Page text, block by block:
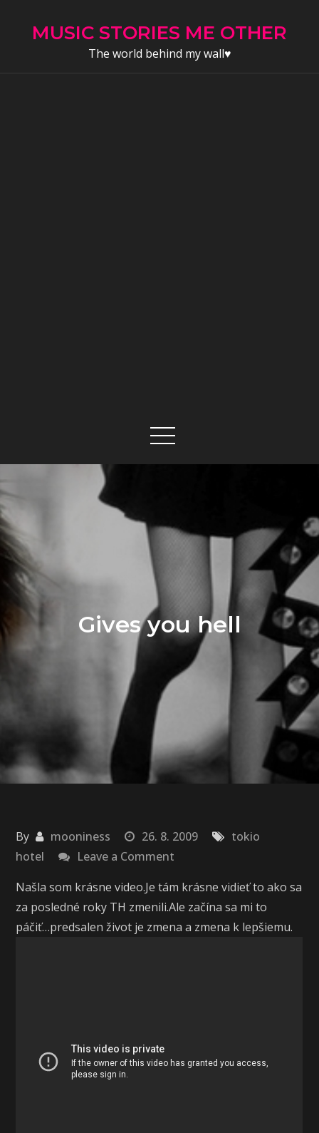
MUSIC STORIES ME OTHER
The world behind my wall♥
Gives you hell
By mooniness 26. 8. 2009
tokio
hotel
Leave a Comment
you
hell
Našla som krásne video.Je tám krásne vidieť to ako sa
za posledné roky TH zmenili.Ale začína sa mi to
páčiť…predsalen život je zmena a zmena k lepšiemu.